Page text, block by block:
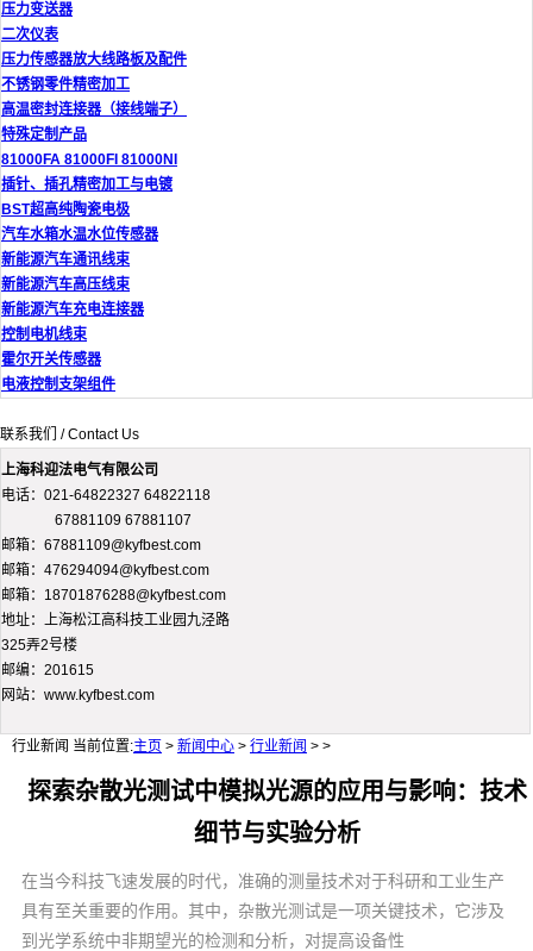
压力变送器
二次仪表
压力传感器放大线路板及配件
不锈钢零件精密加工
高温密封连接器（接线端子）
特殊定制产品
81000FA 81000FI 81000NI
插针、插孔精密加工与电镀
BST超高纯陶瓷电极
汽车水箱水温水位传感器
新能源汽车通讯线束
新能源汽车高压线束
新能源汽车充电连接器
控制电机线束
霍尔开关传感器
电液控制支架组件
联系我们 / Contact Us
上海科迎法电气有限公司
电话：021-64822327 64822118
67881109 67881107
邮箱：67881109@kyfbest.com
邮箱：476294094@kyfbest.com
邮箱：18701876288@kyfbest.com
地址：上海松江高科技工业园九泾路
325弄2号楼
邮编：201615
网站：www.kyfbest.com
行业新闻 当前位置:主页 > 新闻中心 > 行业新闻 > >
探索杂散光测试中模拟光源的应用与影响：技术
细节与实验分析
在当今科技飞速发展的时代，准确的测量技术对于科研和工业生产
具有至关重要的作用。其中，杂散光测试是一项关键技术，它涉及
到光学系统中非期望光的检测和分析，对提高设备性